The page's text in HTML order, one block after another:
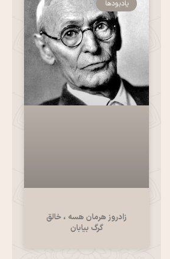
یادبودها
زادروز هرمان هسه ، خالق
گرگ بیابان